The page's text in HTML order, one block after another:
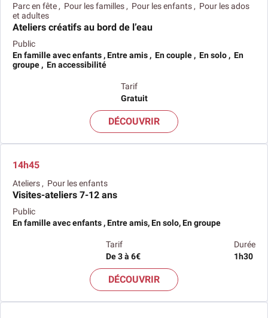
Parc en fête , Pour les familles , Pour les enfants , Pour les ados
et adultes
Ateliers créatifs au bord de l’eau
Public
En famille avec enfants , Entre amis , En couple , En solo , En
groupe , En accessibilité
Tarif
Gratuit
DÉCOUVRIR
14h45
Ateliers , Pour les enfants
Visites-ateliers 7-12 ans
Public
En famille avec enfants , Entre amis, En solo, En groupe
Durée
1h30
Tarif
De 3 à 6€
DÉCOUVRIR